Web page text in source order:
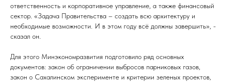
ответственность и корпоративное управление, а также финансовый
сектор. «Задача Правительства – создать всю архитектуру и
необходимые возможности. И в этом году всё должны завершить», -
сказал он.
Для этого Минэкономразвития подготовило ряд основных
документов: закон об ограничении выбросов парниковых газов,
закон о Сахалинском эксперименте и критерии зеленых проектов,